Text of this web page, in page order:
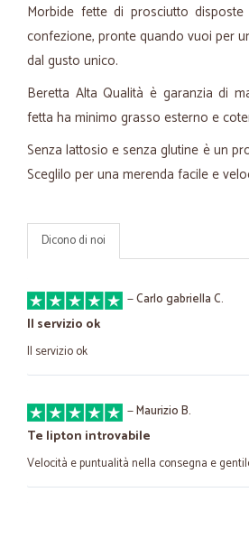
Morbide fette di prosciutto
confezione, pronte quando vuoi per
dal gusto unico.
Beretta Alta Qualità è garanzia di
fetta ha minimo grasso esterno e
Senza lattosio e senza glutine è un
Sceglilo per una merenda facile e
Dicono di noi
—Carlo gabriella C.
Il servizio ok
Il servizio ok
—Maurizio B.
Te lipton introvabile
Velocità e puntualità nella consegna e